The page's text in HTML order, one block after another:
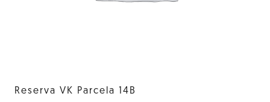
Reserva VK Parcela 14B